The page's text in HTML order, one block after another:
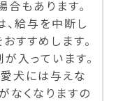
もあります。
給与を中断し
すすめします。
入っています。
犬には与えな
なくなりますの